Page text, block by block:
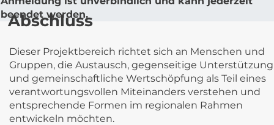
beendet werden.
Abschluss
Dieser Projektbereich richtet sich an Menschen und
Gruppen, die Austausch, gegenseitige Unterstützung
und gemeinschaftliche Wertschöpfung als Teil eines
verantwortungsvollen Miteinanders verstehen und
entsprechende Formen im regionalen Rahmen
entwickeln möchten.